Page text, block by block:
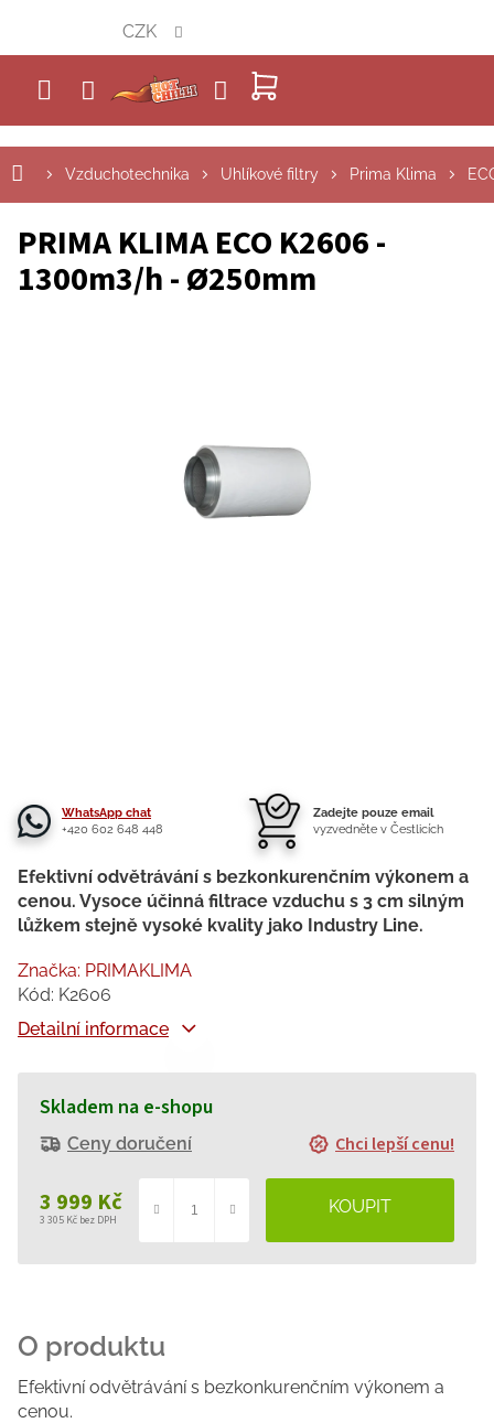
obsah
NÁKUPNÍ
KOŠÍK
CZK
Vzduchotechnika Uhlíkové filtry Prima Klima
PRIMA KLIMA ECO K2606 -
1300m3/h - Ø250mm
WhatsApp chat
+420 602 648 448
Zadejte pouze email
vyzvedněte v Čestlicích
3 999 Kč
3 305 Kč bez DPH
cena:
Skladem na e-shopu
Ceny doručení Chci lepší cenu!
Efektivní odvětrávání s bezkonkurenčním výkonem a
cenou. Vysoce účinná filtrace vzduchu s 3 cm silným
lůžkem stejně vysoké kvality jako Industry Line.
Detailní informace
Značka: PRIMAKLIMA
Kód: K2606
Efektivní odvětrávání s bezkonkurenčním výkonem a
cenou.